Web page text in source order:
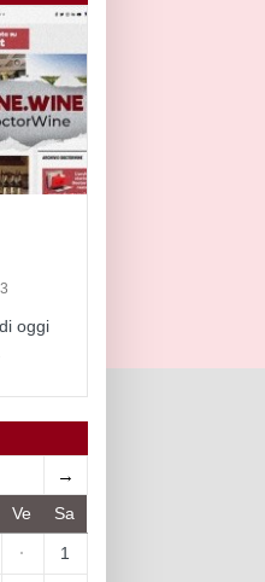
oggi
→
Ve Sa
· 1